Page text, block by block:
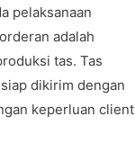
pelaksanaan
adalah
tas. Tas
dikirim dengan
keperluan client